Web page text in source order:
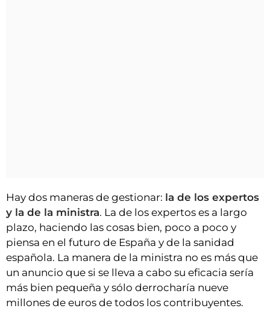
Hay dos maneras de gestionar: la de los expertos
y la de la ministra. La de los expertos es a largo
plazo, haciendo las cosas bien, poco a poco y
piensa en el futuro de España y de la sanidad
española. La manera de la ministra no es más que
un anuncio que si se lleva a cabo su eficacia sería
más bien pequeña y sólo derrocharía nueve
millones de euros de todos los contribuyentes.